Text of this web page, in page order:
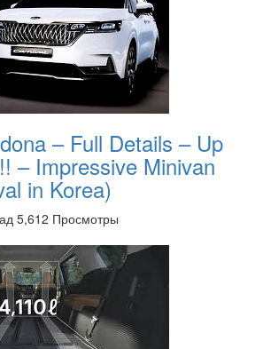
– Full Details – Up
– Impressive Minivan
in Korea)
5,612 Просмотры